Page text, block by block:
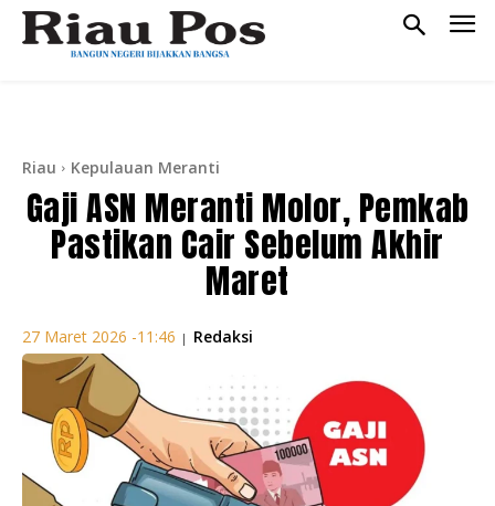
Riau Kepulauan Meranti
Gaji ASN Meranti Molor, Pemkab
Pastikan Cair Sebelum Akhir
Maret
27 Maret 2026 -11:46 | Redaksi